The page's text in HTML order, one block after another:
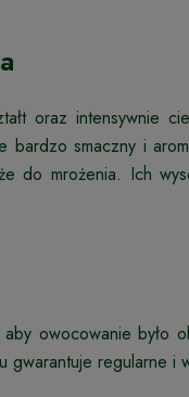
oraz intensywnie
bardzo smaczny i
do mrożenia. Ich
owocowanie było
regularne i